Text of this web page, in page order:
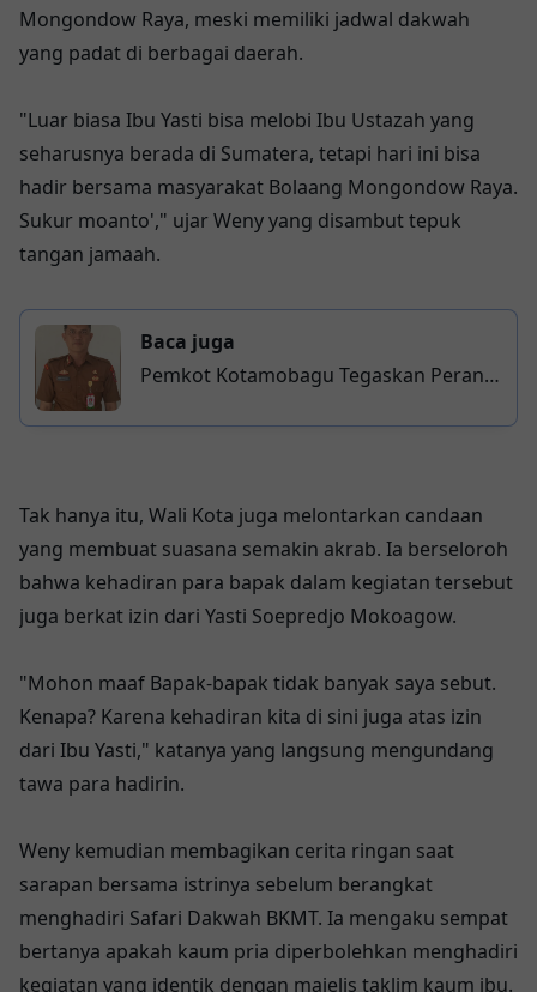
Mongondow Raya, meski memiliki jadwal dakwah
yang padat di berbagai daerah.
"Luar biasa Ibu Yasti bisa melobi Ibu Ustazah yang
seharusnya berada di Sumatera, tetapi hari ini bisa
hadir bersama masyarakat Bolaang Mongondow Raya.
Sukur moanto'," ujar Weny yang disambut tepuk
tangan jamaah.
Baca juga
Pemkot Kotamobagu Tegaskan Peran
Tak hanya itu, Wali Kota juga melontarkan candaan
yang membuat suasana semakin akrab. Ia berseloroh
bahwa kehadiran para bapak dalam kegiatan tersebut
juga berkat izin dari Yasti Soepredjo Mokoagow.
"Mohon maaf Bapak-bapak tidak banyak saya sebut.
Kenapa? Karena kehadiran kita di sini juga atas izin
dari Ibu Yasti," katanya yang langsung mengundang
tawa para hadirin.
Weny kemudian membagikan cerita ringan saat
sarapan bersama istrinya sebelum berangkat
menghadiri Safari Dakwah BKMT. Ia mengaku sempat
bertanya apakah kaum pria diperbolehkan menghadiri
kegiatan yang identik dengan majelis taklim kaum ibu.